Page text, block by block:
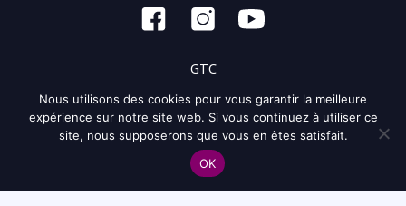
GTC
General condition of use
Privacy policy and policy of the cookie
Site map
Nous utilisons des cookies pour vous garantir la meilleure
expérience sur notre site web. Si vous continuez à utiliser ce
site, nous supposerons que vous en êtes satisfait.
OK